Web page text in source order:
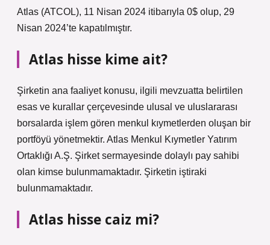
Atlas (ATCOL), 11 Nisan 2024 itibarıyla 0$ olup, 29
Nisan 2024’te kapatılmıştır.
Atlas hisse kime ait?
Şirketin ana faaliyet konusu, ilgili mevzuatta belirtilen
esas ve kurallar çerçevesinde ulusal ve uluslararası
borsalarda işlem gören menkul kıymetlerden oluşan bir
portföyü yönetmektir. Atlas Menkul Kıymetler Yatırım
Ortaklığı A.Ş. Şirket sermayesinde dolaylı pay sahibi
olan kimse bulunmamaktadır. Şirketin iştiraki
bulunmamaktadır.
Atlas hisse caiz mi?